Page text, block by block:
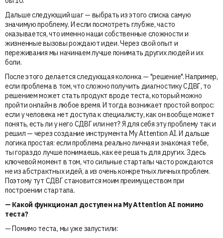
Дальше следующий шаг — выбрать из этого списка самую
значимую проблему. И если посмотреть глубже, часто
оказывается, что именно наши собственные сложности и
жизненные вызовы рождают идеи. Через свой опыт и
переживания мы начинаем лучше понимать других людей и их
боли.
После этого делается следующая колонка — "решение". Например,
если проблема в том, что сложно получить диагностику СДВГ, то
решением может стать продукт вроде теста, который можно
пройти онлайн в любое время. И тогда возникает простой вопрос:
если у человека нет доступа к специалисту, как он вообще может
понять, есть ли у него СДВГ или нет? Я для себя эту проблему так и
решил — через создание инструмента My Attention AI. И дальше
логика простая: если проблема реально личная и знакомая тебе,
ты гораздо лучше понимаешь, как ее решать для других. Здесь
ключевой момент в том, что сильные стартапы часто рождаются
не из абстрактных идей, а из очень конкретных личных проблем.
Поэтому тут СДВГ становится моим преимуществом при
построении стартапа.
— Какой функционал доступен на My Attention AI помимо
теста?
— Помимо теста, мы уже запустили: